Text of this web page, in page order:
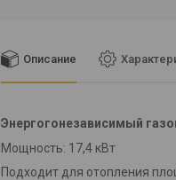
Описание
Энергогонезависимый
Мощность: 17,4 кВт
Подходит для отопления